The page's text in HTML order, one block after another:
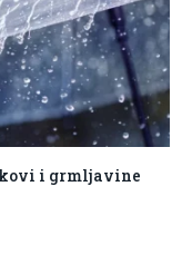
i grmljavine